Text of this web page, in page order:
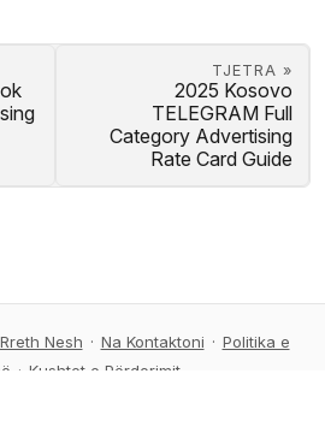
TJETRA »
2025 Kosovo
TELEGRAM Full
Category Advertising
Rate Card Guide
Rreth Nesh · Na Kontaktoni · Politika e
· Kushtet e Përdorimit